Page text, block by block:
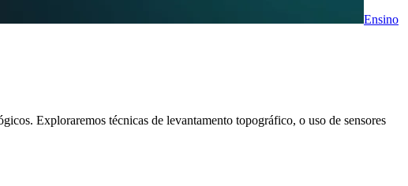
Ensino
Exploraremos técnicas de levantamento topográfico, o uso de sensores